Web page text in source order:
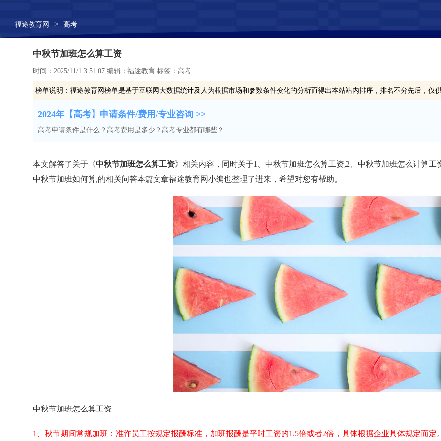
福途教育网 > 高考
中秋节加班怎么算工资
时间：2025/11/1 3:51:07 编辑：福途教育 标签：高考
榜单说明：福途教育网榜单是基于互联网大数据统计及人为根据市场和参数条件变化的分析而得出本站站内排序，排名不分先后，仅
2024年【高考】申请条件/费用/专业咨询 >>
高考申请条件是什么？高考费用是多少？高考专业都有哪些？
本文解答了关于《中秋节加班怎么算工资》相关内容，同时关于1、中秋节加班怎么算工资,2、中秋节加班怎么计算
中秋节加班如何算,的相关问答本篇文章福途教育网小编也整理了进来，希望对您有帮助。
中秋节加班怎么算工资
1、秋节期间常规加班：准许员工按规定报酬标准，加班报酬是平时工资的1.5倍或者2倍，具体根据企业具体规定而定